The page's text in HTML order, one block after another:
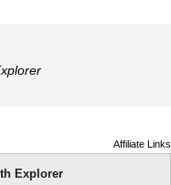
Affiliate Links
Explorer